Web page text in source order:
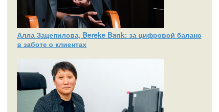
Алла Зацепилова, Bereke Bank: за цифровой баланс
в заботе о клиентах